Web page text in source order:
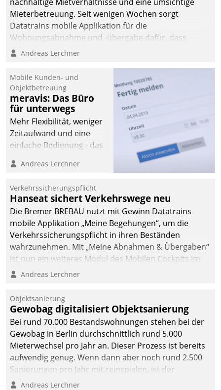
Mieterbetreuung. Seit wenigen Wochen sorgt
Datatrains mobile Applikation für die
Wohnungsabnahme und -übergabe dafür, dass
Mieter wohlgeordnet kommen und, so es sein muss,
Andreas Lerchner
Mobile Kunden- und
Objektbetreuung
meravis: Das Büro
für unterwegs
Mehr Flexibilität, weniger
Zeitaufwand und eine
einfache Bedienung - das
Cockpit für mobile
Datatrain. Die meravis
Wohnungsbau- und
Immobilien GmbH hat
sich dabei für den Betrieb
der Lösung über die SAP
Cloud Platform
entschieden - als erstes
Unternehmen am
Andreas Lerchner
Verkehrssicherungspflicht
Hanseat sichert Verkehrswege neu
Die Bremer BREBAU nutzt mit Gewinn Datatrains
mobile Applikation „Meine Begehungen“, um die
Verkehrssicherungspflicht in ihren Beständen
wahrzunehmen. Mit „Meine Abnahmen & Übergaben“
ist nun ein weiteres Modul des Mobilen Cockpits im
Einsatz.
Andreas Lerchner
Objektsanierung
Gewobag digitalisiert Objektsanierung
Bei rund 70.000 Bestandswohnungen stehen bei der
Gewobag in Berlin durchschnittlich rund 5.000
Mieterwechsel pro Jahr an. Dieser Prozess ist bereits
aufwendig genug. Wenn dann aber noch rund 2.500
Sanierungen pro Jahr mit reinspielen, ist der
Betreuungs- und Organisationsaufwand immens. Im
Andreas Lerchner